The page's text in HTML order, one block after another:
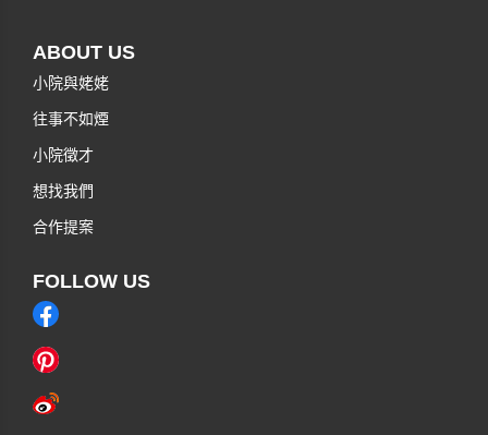
ABOUT US
小院與姥姥
往事不如煙
小院徵才
想找我們
合作提案
FOLLOW US